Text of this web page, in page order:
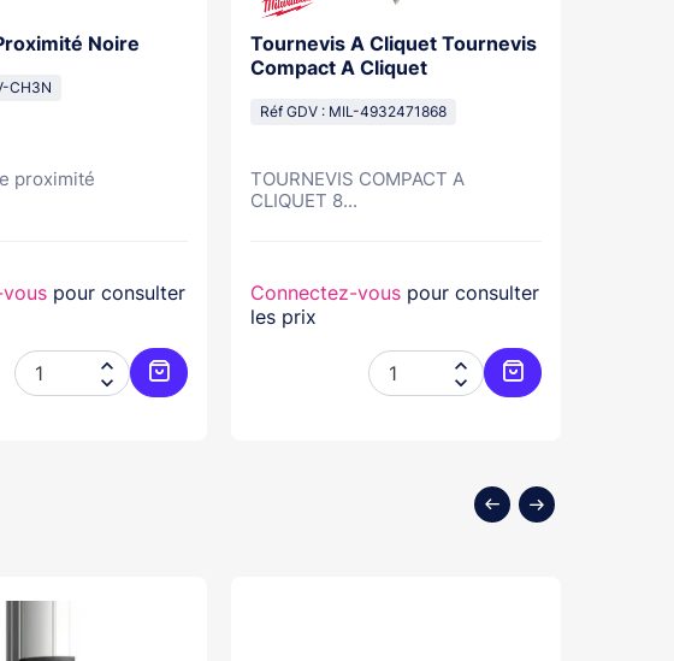
Noire
CH3N
proximité
pour consulter


Ajouter au panier
Tournevis A Cliquet Tournevis
Compact A Cliquet
Réf GDV : MIL-4932471868
TOURNEVIS COMPACT A
CLIQUET 8...
Connectez-vous pour consulter
les prix


Ajouter au panier